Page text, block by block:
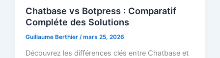
Chatbase vs Botpress : Comparatif
Compléte des Solutions
Guillaume Berthier/mars 25, 2026
Découvrez les différences clés entre Chatbase et